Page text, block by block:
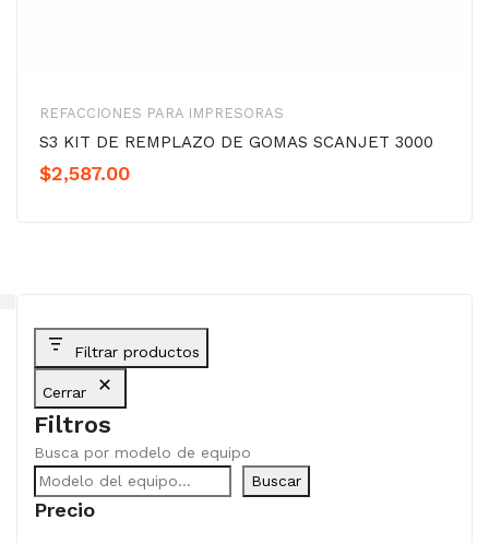
REFACCIONES PARA IMPRESORAS
S3 KIT DE REMPLAZO DE GOMAS SCANJET 3000
$2,587.00
Filtrar productos
Cerrar
Filtros
Busca por modelo de equipo
Buscar
Precio